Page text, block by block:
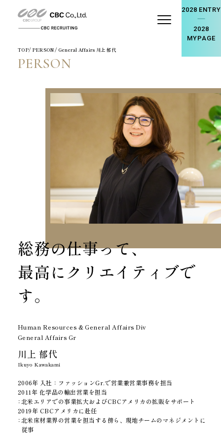
2028 ENTRY
2028
MYPAGE
TOP/ PERSON / General Affairs 川上 郁代
PERSON
総務の仕事って、
最高にクリエイティブで
す。
Human Resources & General Affairs Div
General Affairs Gr
川上 郁代
Ikuyo Kawakami
2006年 入社：ファッションGr.で営業兼営業事務を担当
2011年 化学品の輸出営業を担当
北米エリアでの事業拡大およびCBCアメリカの拡販をサポート
2019年 CBCアメリカに赴任
北米床材業界の営業を担当する傍ら、現地チームのマネジメントに
従事